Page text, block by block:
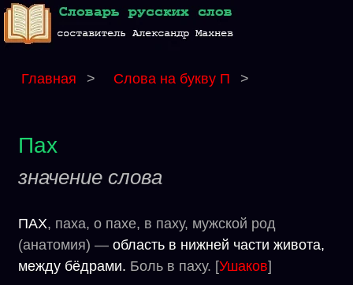
Главная > Слова на букву П >
Пах
значение слова
ПАХ, паха, о пахе, в паху, мужской род
(анатомия) — область в нижней части живота,
между бёдрами. Боль в паху. [Ушаков]